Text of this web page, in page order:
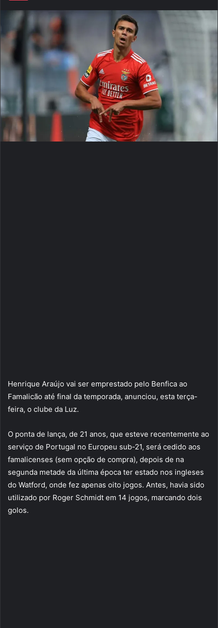
Henrique Araújo vai ser emprestado pelo Benfica ao
Famalicão até final da temporada, anunciou, esta terça-
feira, o clube da Luz.
O ponta de lança, de 21 anos, que esteve recentemente ao
serviço de Portugal no Europeu sub-21, será cedido aos
famalicenses (sem opção de compra), depois de na
segunda metade da última época ter estado nos ingleses
do Watford, onde fez apenas oito jogos. Antes, havia sido
utilizado por Roger Schmidt em 14 jogos, marcando dois
golos.